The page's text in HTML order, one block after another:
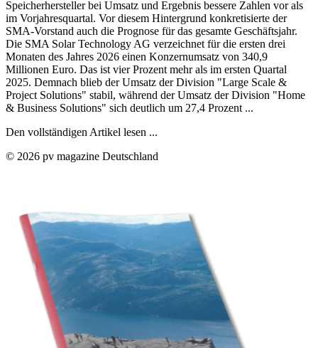
Speicherhersteller bei Umsatz und Ergebnis bessere Zahlen vor als
im Vorjahresquartal. Vor diesem Hintergrund konkretisierte der
SMA-Vorstand auch die Prognose für das gesamte Geschäftsjahr.
Die SMA Solar Technology AG verzeichnet für die ersten drei
Monaten des Jahres 2026 einen Konzernumsatz von 340,9
Millionen Euro. Das ist vier Prozent mehr als im ersten Quartal
2025. Demnach blieb der Umsatz der Division "Large Scale &
Project Solutions" stabil, während der Umsatz der Division "Home
& Business Solutions" sich deutlich um 27,4 Prozent ...
Den vollständigen Artikel lesen ...
© 2026 pv magazine Deutschland